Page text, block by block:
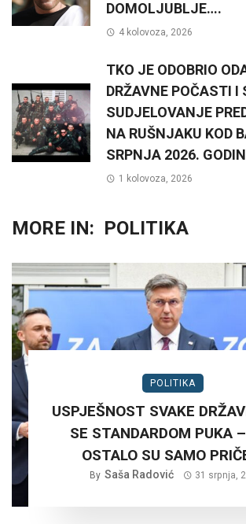
DOMOLJUBLJE….
4 kolovoza, 2026
TKO JE ODOBRIO
DRŽAVNE POČASTI I
SUDJELOVANJE
NA RUŠNJAKU KOD
SRPNJA 2026.
1 kolovoza, 2026
MORE IN: POLITIKA
POLITIKA
USPJEŠNOST SVAKE
SE STANDARDOM PUKA
OSTALO SU SAMO
By Saša Radović 31 srpnja,